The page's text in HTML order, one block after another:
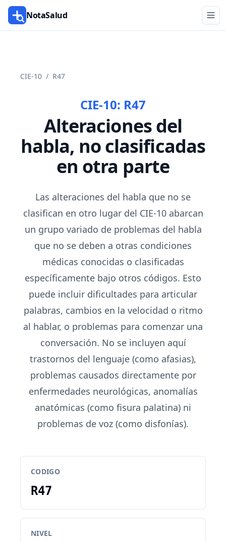
NotaSalud
CIE-10 / R47
CIE-10: R47
Alteraciones del
habla, no clasificadas
en otra parte
Las alteraciones del habla que no se
clasifican en otro lugar del CIE-10 abarcan
un grupo variado de problemas del habla
que no se deben a otras condiciones
médicas conocidas o clasificadas
específicamente bajo otros códigos. Esto
puede incluir dificultades para articular
palabras, cambios en la velocidad o ritmo
al hablar, o problemas para comenzar una
conversación. No se incluyen aquí
trastornos del lenguaje (como afasias),
problemas causados directamente por
enfermedades neurológicas, anomalías
anatómicas (como fisura palatina) ni
problemas de voz (como disfonías).
CODIGO
R47
NIVEL